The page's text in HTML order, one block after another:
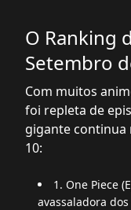
O Ranking
Setembro
Com muitos
foi repleta de
gigante continua
10:
1. One Piece
avassaladora